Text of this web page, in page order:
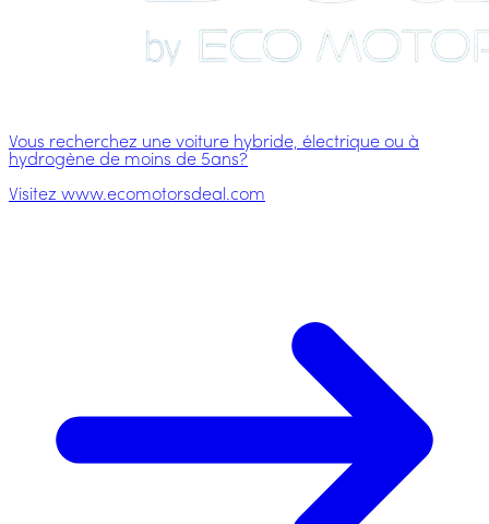
Vous recherchez une voiture hybride, électrique ou à
hydrogène de moins de 5ans?
Visitez www.ecomotorsdeal.com